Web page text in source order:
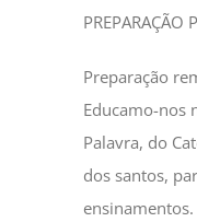
PREPARAÇÃO
Preparação
Educamo-nos
Palavra, do
dos santos,
ensinamentos.